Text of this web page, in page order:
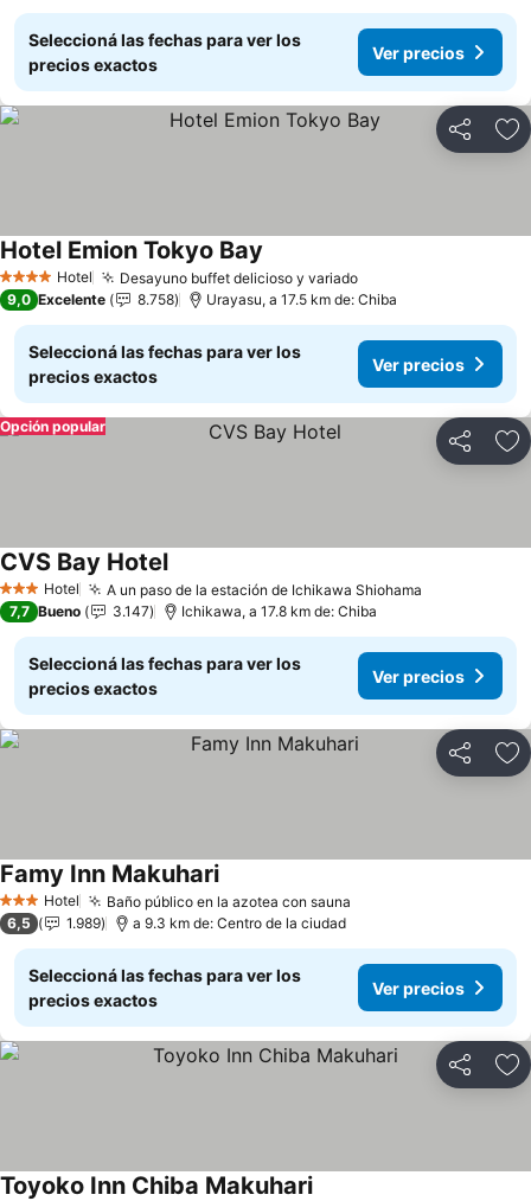
Seleccioná las fechas para ver los
precios exactos
Ver precios
Compartir
4 EstrellasHotel Desayuno buffet delicioso y variado
Hotel Emion Tokyo Bay
9,0 Excelente 8.758 Urayasu, a 17.5 km de: Chiba
Seleccioná las fechas para ver los
precios exactos
Ver precios
Compartir
Opción popular
3 Estrellas
Hotel A un paso de la estación de Ichikawa Shiohama
CVS Bay Hotel
7,7 Bueno 3.147 Ichikawa, a 17.8 km de: Chiba
Seleccioná las fechas para ver los
precios exactos
Ver precios
Compartir
3 Estrellas
Hotel Baño público en la azotea con sauna
Famy Inn Makuhari
6,5 1.989 a 9.3 km de: Centro de la ciudad
Seleccioná las fechas para ver los
precios exactos
Ver precios
Compartir
Toyoko Inn Chiba Makuhari